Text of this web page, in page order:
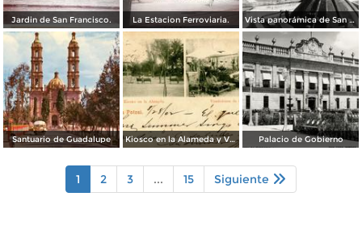
Jardin de San Francisco. La Estacion Ferroviaria. Vista panorámica de San Luis Potosí
Santuario de Guadalupe Kiosco en la Alameda y Vendedores de Frutas Palacio de Gobierno
1 2 3 ... 15 Siguiente